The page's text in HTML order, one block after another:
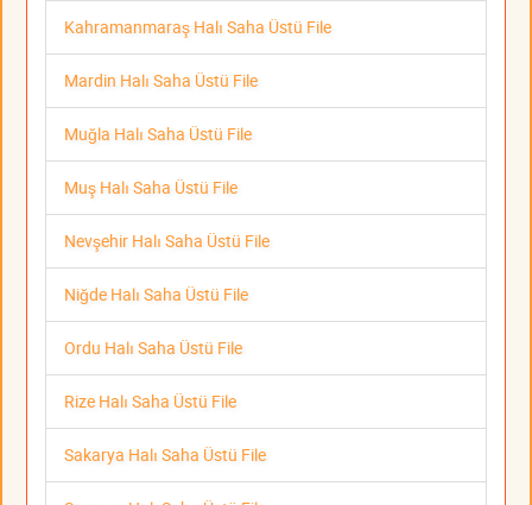
Kahramanmaraş Halı Saha Üstü File
Mardin Halı Saha Üstü File
Muğla Halı Saha Üstü File
Muş Halı Saha Üstü File
Nevşehir Halı Saha Üstü File
Niğde Halı Saha Üstü File
Ordu Halı Saha Üstü File
Rize Halı Saha Üstü File
Sakarya Halı Saha Üstü File